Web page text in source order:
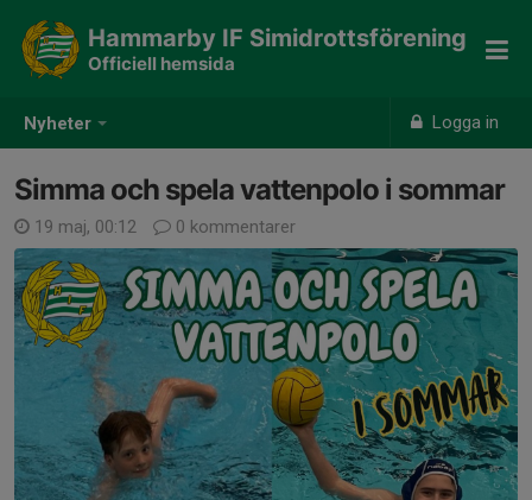
Nyheter Logga in
Hammarby IF Simidrottsförening
Officiell hemsida
Simma och spela vattenpolo i sommar
19 maj, 00:12 0 kommentarer